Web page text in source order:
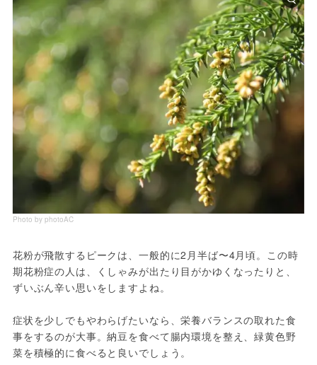
Photo by photoAC
花粉が飛散するピークは、一般的に2月半ば〜4月頃。この時
期花粉症の人は、くしゃみが出たり目がかゆくなったりと、
ずいぶん辛い思いをしますよね。
症状を少しでもやわらげたいなら、栄養バランスの取れた食
事をするのが大事。納豆を食べて腸内環境を整え、緑黄色野
菜を積極的に食べると良いでしょう。